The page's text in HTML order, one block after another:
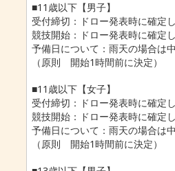
■11歳以下【男子】
受付締切：ドロー発表時に確定
競技開始：ドロー発表時に確定
予備日について：雨天の場合は
（原則 開始1時間前に決定）
■11歳以下【女子】
受付締切：ドロー発表時に確定
競技開始：ドロー発表時に確定
予備日について：雨天の場合は
（原則 開始1時間前に決定）